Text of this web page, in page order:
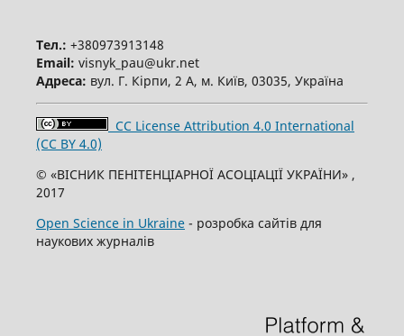
Тел.: +380973913148
Email: visnyk_pau@ukr.net
Адреса: вул. Г. Кірпи, 2 А, м. Київ, 03035, Україна
CC License Attribution 4.0 International
(CC BY 4.0)
© «ВІСНИК ПЕНІТЕНЦІАРНОЇ АСОЦІАЦІЇ УКРАЇНИ» ,
2017
Open Science in Ukraine- розробка сайтів для
наукових журналів